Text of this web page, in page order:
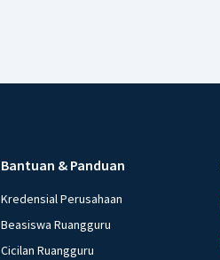
Bantuan & Panduan
Kredensial Perusahaan
Beasiswa Ruangguru
Cicilan Ruangguru